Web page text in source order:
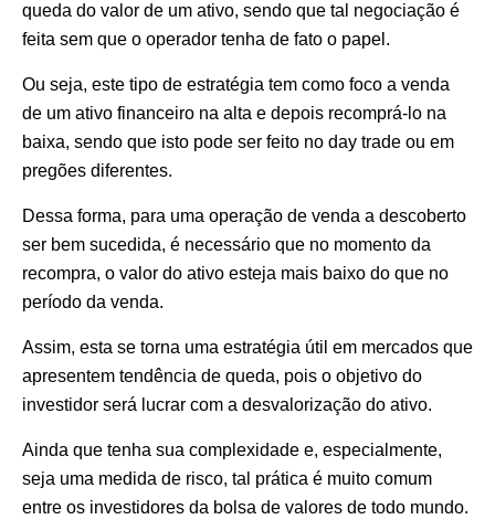
queda do valor de um ativo, sendo que tal negociação é
feita sem que o operador tenha de fato o papel.
Ou seja, este tipo de estratégia tem como foco a venda
de um ativo financeiro na alta e depois recomprá-lo na
baixa, sendo que isto pode ser feito no day trade ou em
pregões diferentes.
Dessa forma, para uma operação de venda a descoberto
ser bem sucedida, é necessário que no momento da
recompra, o valor do ativo esteja mais baixo do que no
período da venda.
Assim, esta se torna uma estratégia útil em mercados que
apresentem tendência de queda, pois o objetivo do
investidor será lucrar com a desvalorização do ativo.
Ainda que tenha sua complexidade e, especialmente,
seja uma medida de risco, tal prática é muito comum
entre os investidores da bolsa de valores de todo mundo.